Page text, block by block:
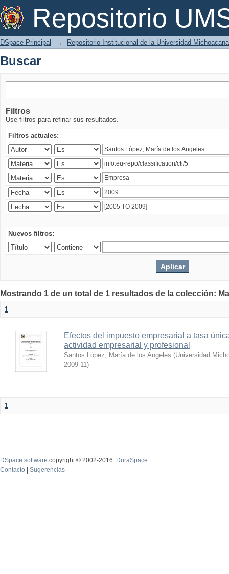
Repositorio
Buscar
DSpace Principal → Repositorio Institucional de la Universidad
Buscar
Filtros
Use filtros para refinar sus resultados.
Filtros actuales:
Nuevos filtros:
Mostrando 1 de un total de 1 resultados de la colección:
1
Efectos del impuesto empresarial a tasa
actividad empresarial y profesional
Santos López, María de los Angeles (Universidad
2009-11)
1
DSpace software copyright © 2002-2016
DuraSpace
Contacto
Sugerencias